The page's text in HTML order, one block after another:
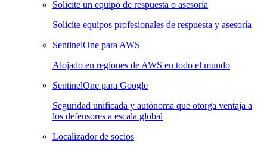
Solicite un equipo de respuesta o asesoría
Solicite equipos profesionales de respuesta y asesoría
SentinelOne para AWS
Alojado en regiones de AWS en todo el mundo
SentinelOne para Google
Seguridad unificada y autónoma que otorga ventaja a
los defensores a escala global
Localizador de socios